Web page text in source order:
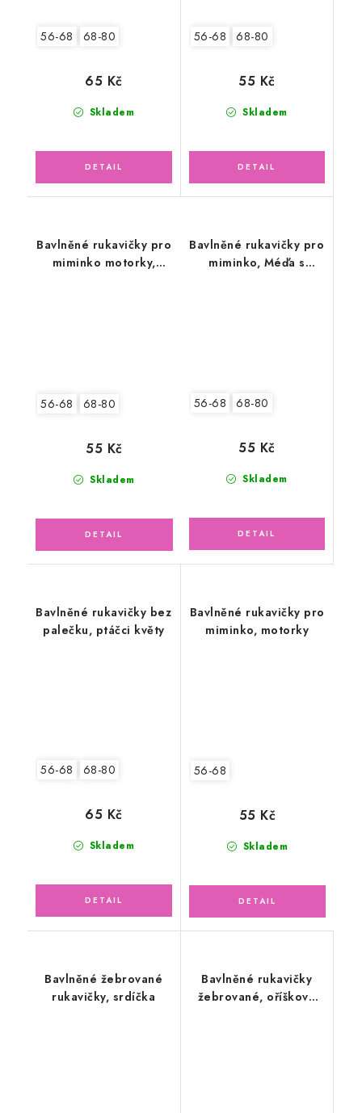
56-68 68-80
Skladem
65 Kč
56-68 68-80
Skladem
55 Kč
Bavlněné rukavičky pro
miminko motorky,
56-68 68-80
Skladem
55 Kč
Bavlněné rukavičky pro
miminko, Méďa s
56-68 68-80
Skladem
55 Kč
Bavlněné rukavičky bez
palečku, ptáčci květy
56-68 68-80
Skladem
65 Kč
Bavlněné rukavičky pro
miminko, motorky
56-68
Skladem
55 Kč
Bavlněné žebrované
rukavičky, srdíčka
Bavlněné rukavičky
žebrované, oříškové